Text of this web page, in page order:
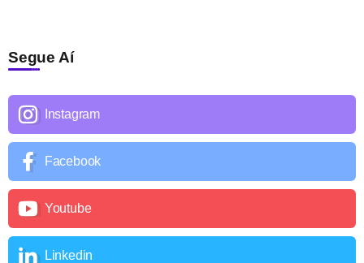
Segue Aí
Instagram
Facebook
Youtube
Linkedin